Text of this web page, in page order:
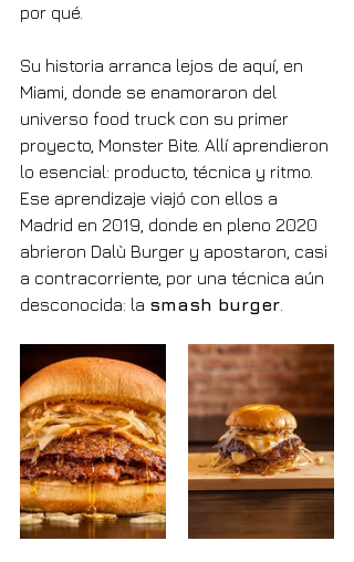
por qué.
Su historia arranca lejos de aquí, en
Miami, donde se enamoraron del
universo food truck con su primer
proyecto, Monster Bite. Allí aprendieron
lo esencial: producto, técnica y ritmo.
Ese aprendizaje viajó con ellos a
Madrid en 2019, donde en pleno 2020
abrieron Dalù Burger y apostaron, casi
a contracorriente, por una técnica aún
desconocida: la smash burger